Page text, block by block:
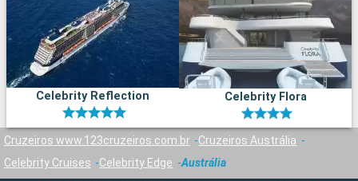
Celebrity Reflection Celebrity Flora
Cruzeiros www.123cruzeiros.com.br
Cruzeiros Austrália
Celebrity Cruises
Celebrity Edge Austrália